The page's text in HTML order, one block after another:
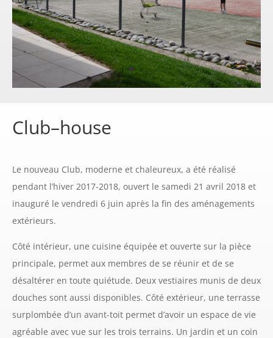
Club–house
Le nouveau Club, moderne et chaleureux, a été réalisé
pendant l’hiver 2017-2018, ouvert le samedi 21 avril 2018 et
inauguré le vendredi 6 juin après la fin des aménagements
extérieurs.
Côté intérieur, une cuisine équipée et ouverte sur la pièce
principale, permet aux membres de se réunir et de se
désaltérer en toute quiétude. Deux vestiaires munis de deux
douches sont aussi disponibles. Côté extérieur, une terrasse
surplombée d’un avant-toit permet d’avoir un espace de vie
agréable avec vue sur les trois terrains. Un jardin et un coin